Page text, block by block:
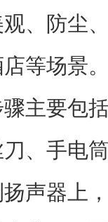
观、防尘
等场景
骤主要包
刀、手电
扬声器上